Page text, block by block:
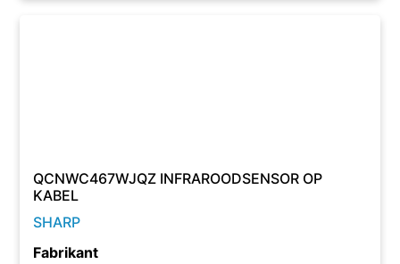
QCNWC467WJQZ INFRAROODSENSOR OP
KABEL
SHARP
Fabrikant